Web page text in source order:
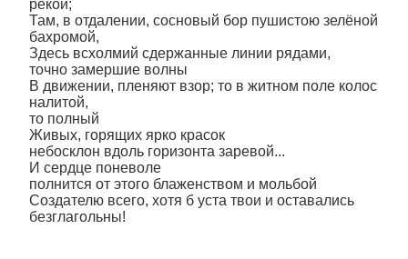
рекой;
Там, в отдалении, сосновый бор пушистою зелёной
бахромой,
Здесь всхолмий сдержанные линии рядами,
точно замершие волны
В движении, пленяют взор; то в житном поле колос
налитой,
то полный
Живых, горящих ярко красок
небосклон вдоль горизонта заревой...
И сердце поневоле
полнится от этого блаженством и мольбой
Создателю всего, хотя б уста твои и оставались
безглагольны!